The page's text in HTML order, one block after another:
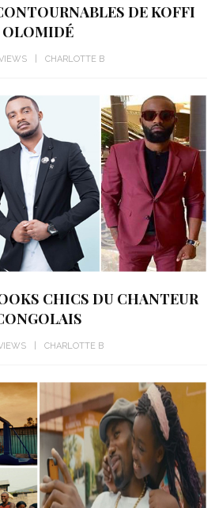
DE KOFFI
OLOMIDÉ
CHARLOTTE B
CHICS DU CHANTEUR
CHARLOTTE B